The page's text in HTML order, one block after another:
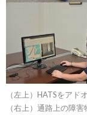
（左上）HATSをアド
（右上）通路上の障